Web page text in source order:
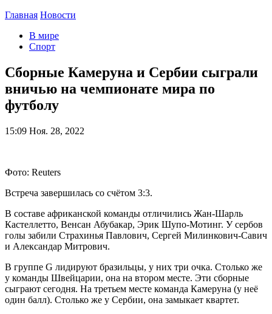
Главная Новости
В мире
Спорт
Сборные Камеруна и Сербии сыграли
вничью на чемпионате мира по
футболу
15:09 Ноя. 28, 2022
Фото: Reuters
Встреча завершилась со счётом 3:3.
В составе африканской команды отличились Жан-Шарль
Кастеллетто, Венсан Абубакар, Эрик Шупо-Мотинг. У сербов
голы забили Страхинья Павлович, Сергей Милинкович-Савич
и Александар Митрович.
В группе G лидируют бразильцы, у них три очка. Столько же
у команды Швейцарии, она на втором месте. Эти сборные
сыграют сегодня. На третьем месте команда Камеруна (у неё
один балл). Столько же у Сербии, она замыкает квартет.